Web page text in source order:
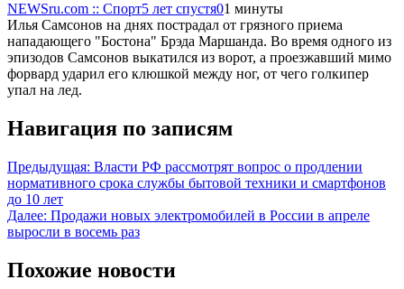
NEWSru.com :: Спорт5 лет спустя01 минуты
Илья Самсонов на днях пострадал от грязного приема
нападающего "Бостона" Брэда Маршанда. Во время одного из
эпизодов Самсонов выкатился из ворот, а проезжавший мимо
форвард ударил его клюшкой между ног, от чего голкипер
упал на лед.
Навигация по записям
Предыдущая: Власти РФ рассмотрят вопрос о продлении
нормативного срока службы бытовой техники и смартфонов
до 10 лет
Далее: Продажи новых электромобилей в России в апреле
выросли в восемь раз
Похожие новости